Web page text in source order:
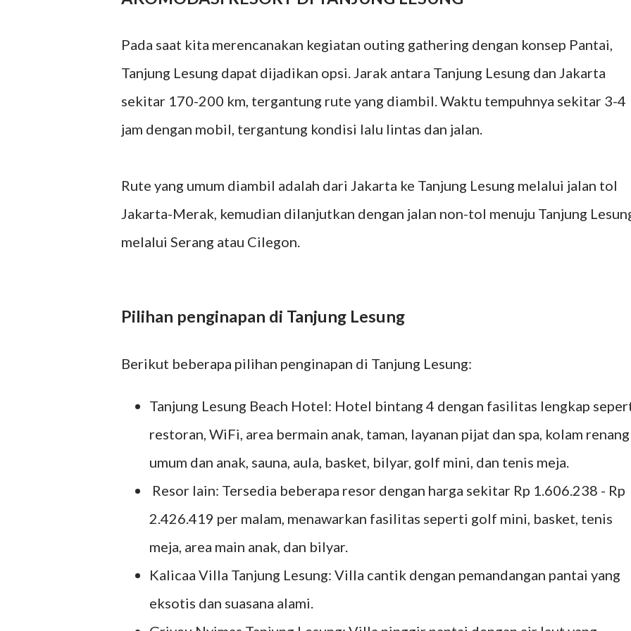
Pada saat kita merencanakan kegiatan outing gathering dengan konsep Pantai,
Tanjung Lesung dapat dijadikan opsi. Jarak antara Tanjung Lesung dan Jakarta
sekitar 170-200 km, tergantung rute yang diambil. Waktu tempuhnya sekitar 3-4
jam dengan mobil, tergantung kondisi lalu lintas dan jalan.
Rute yang umum diambil adalah dari Jakarta ke Tanjung Lesung melalui jalan tol
Jakarta-Merak, kemudian dilanjutkan dengan jalan non-tol menuju Tanjung
melalui Serang atau Cilegon.
Pilihan penginapan di Tanjung Lesung
Berikut beberapa pilihan penginapan di Tanjung Lesung:
Tanjung Lesung Beach Hotel: Hotel bintang 4 dengan fasilitas lengkap
restoran, WiFi, area bermain anak, taman, layanan pijat dan spa, kolam renang
umum dan anak, sauna, aula, basket, bilyar, golf mini, dan tenis meja.
Resor lain: Tersedia beberapa resor dengan harga sekitar Rp 1.606.238 - Rp
2.426.419 per malam, menawarkan fasilitas seperti golf mini, basket, tenis
meja, area main anak, dan bilyar.
Kalicaa Villa Tanjung Lesung: Villa cantik dengan pemandangan pantai yang
eksotis dan suasana alami.